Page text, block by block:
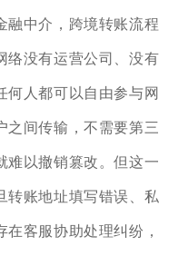
融中介，跨境转账流程
络没有运营公司、没有
何人都可以自由参与网
之间传输，不需要第三
难以撤销篡改。但这一
转账地址填写错误、私
客服协助处理纠纷，